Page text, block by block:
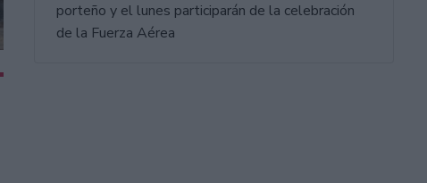
porteño y el lunes participarán de la celebración
de la Fuerza Aérea